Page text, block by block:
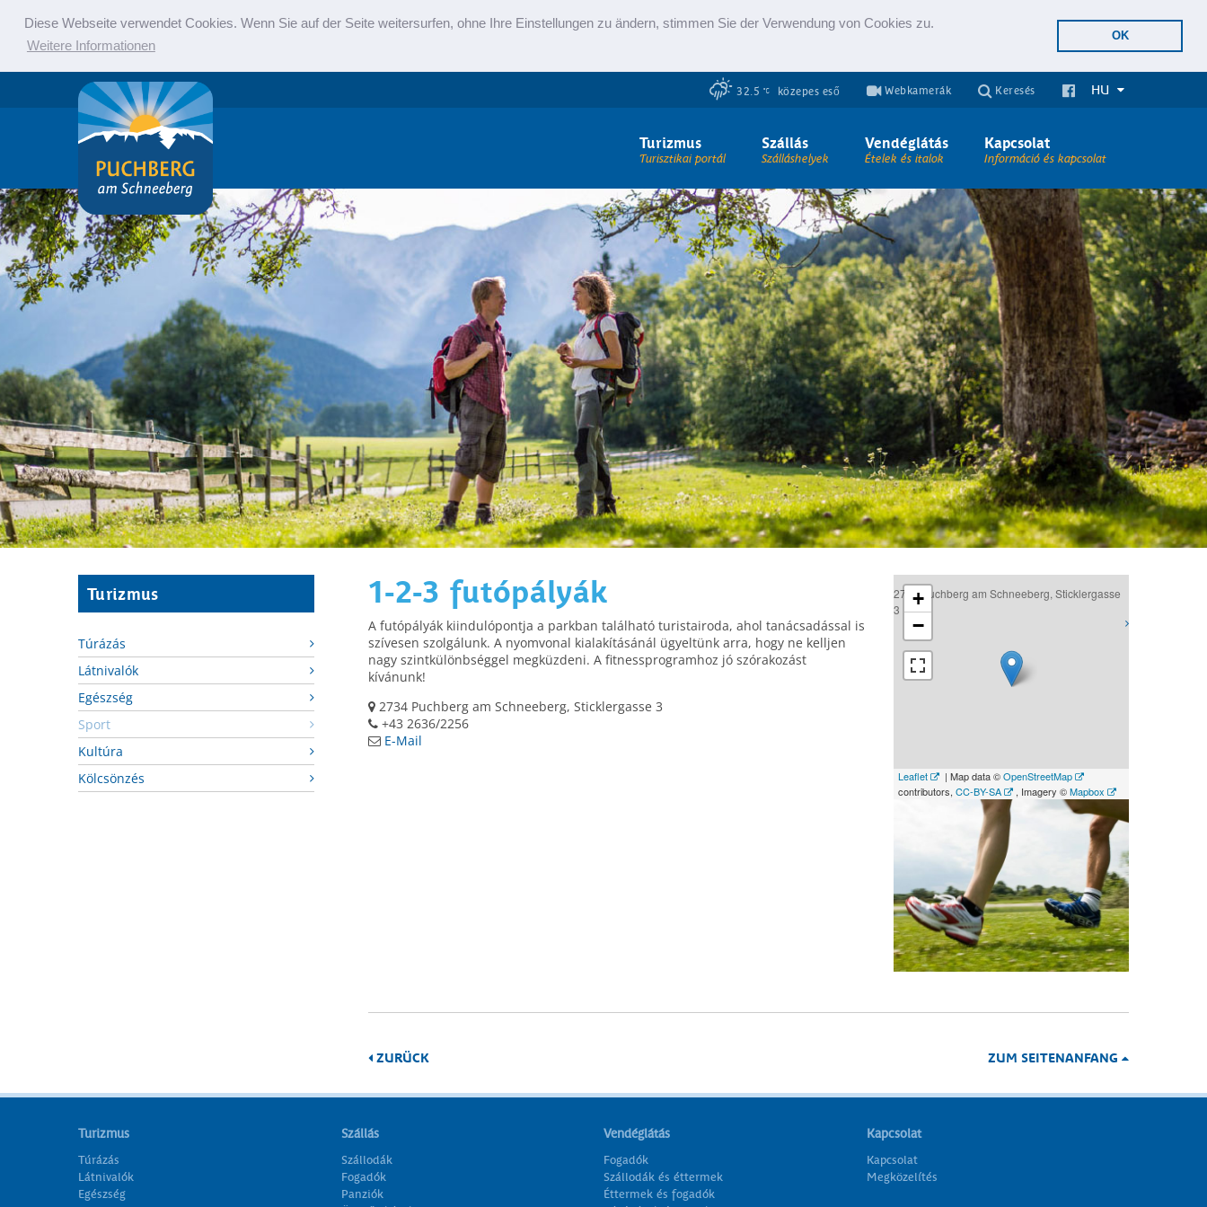
Diese Webseite verwendet Cookies. Wenn Sie auf der Seite weitersurfen, ohne Ihre Einstellungen zu ändern, stimmen Sie der Verwendung von Cookies zu.
Weitere Informationen
OK
HU
32.5 közepes eső Webkamerák Keresés
Turizmus Szállás Vendéglátás Kapcsolat
Turizmus
Túrázás
Látnivalók
Egészség
Sport
Kultúra
Kölcsönzés
1-2-3 futópályák
A futópályák kiindulópontja a parkban található turistairoda, ahol tanácsadással is
szívesen szolgálunk. A nyomvonal kialakításánál ügyeltünk arra, hogy ne kelljen
nagy szintkülönbséggel megküzdeni. A fitnessprogramhoz jó szórakozást
kívánunk!
2734 Puchberg am Schneeberg, Sticklergasse 3
+43 2636/2256
E-Mail
2734 Puchberg am Schneeberg, Sticklergasse
3
+
−
Leaflet | Map data ©OpenStreetMap
contributors, CC-BY-SA , Imagery ©Mapbox
ZURÜCK ZUM SEITENANFANG
Turizmus
Túrázás
Látnivalók
Egészség
Szállás
Szállodák
Fogadók
Panziók
Vendéglátás
Fogadók
Szállodák és éttermek
Éttermek és fogadók
Kapcsolat
Kapcsolat
Megközelítés